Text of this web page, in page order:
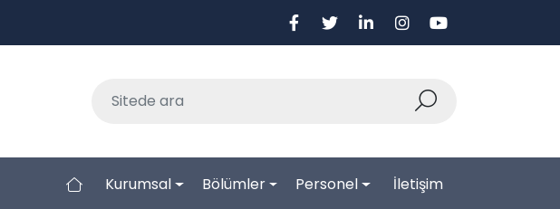
Kurumsal Bölümler Personel İletişim